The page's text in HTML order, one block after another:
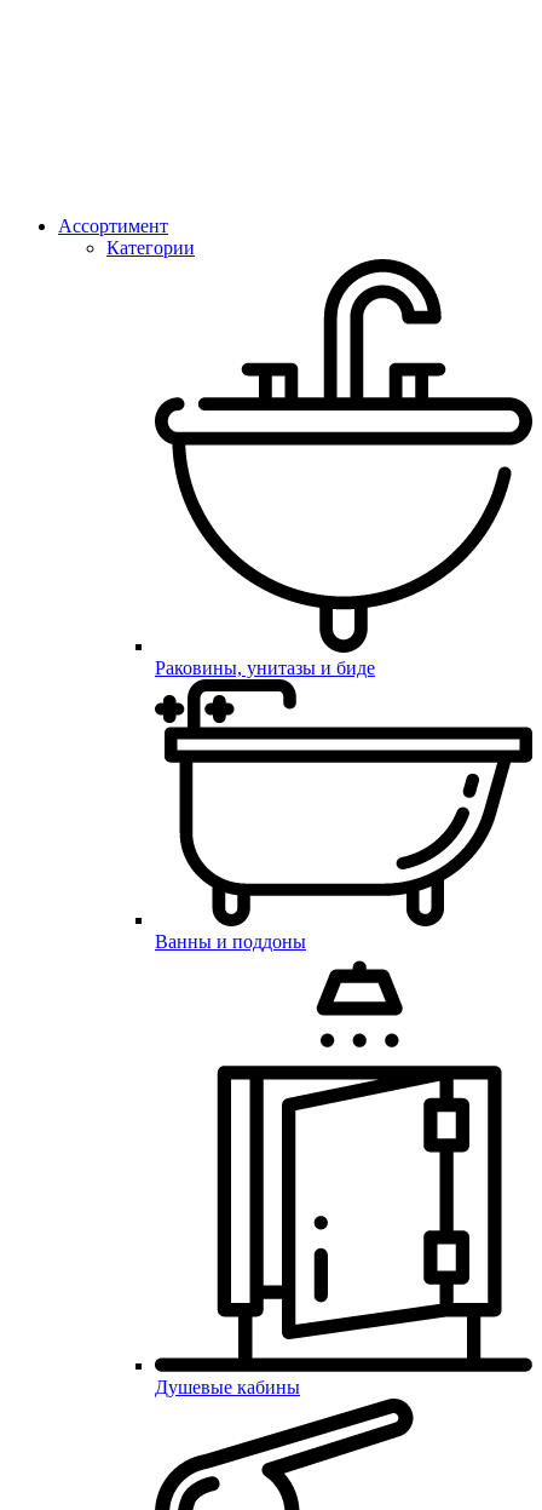
Ассортимент
Категории
Раковины, унитазы и биде
Ванны и поддоны
Душевые кабины